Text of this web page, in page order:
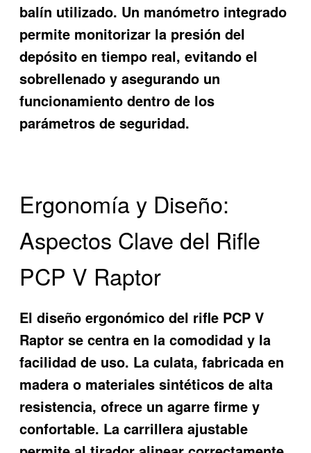
balín utilizado. Un manómetro integrado
permite monitorizar la presión del
depósito en tiempo real, evitando el
sobrellenado y asegurando un
funcionamiento dentro de los
parámetros de seguridad.
Ergonomía y Diseño:
Aspectos Clave del Rifle
PCP V Raptor
El diseño ergonómico del rifle PCP V
Raptor se centra en la comodidad y la
facilidad de uso. La culata, fabricada en
madera o materiales sintéticos de alta
resistencia, ofrece un agarre firme y
confortable. La carrillera ajustable